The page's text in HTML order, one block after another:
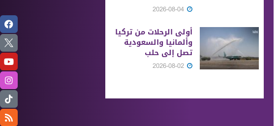
أولى الرحلات من ‏تركيا
وألمانيا والسعودية
تصل إلى حلب